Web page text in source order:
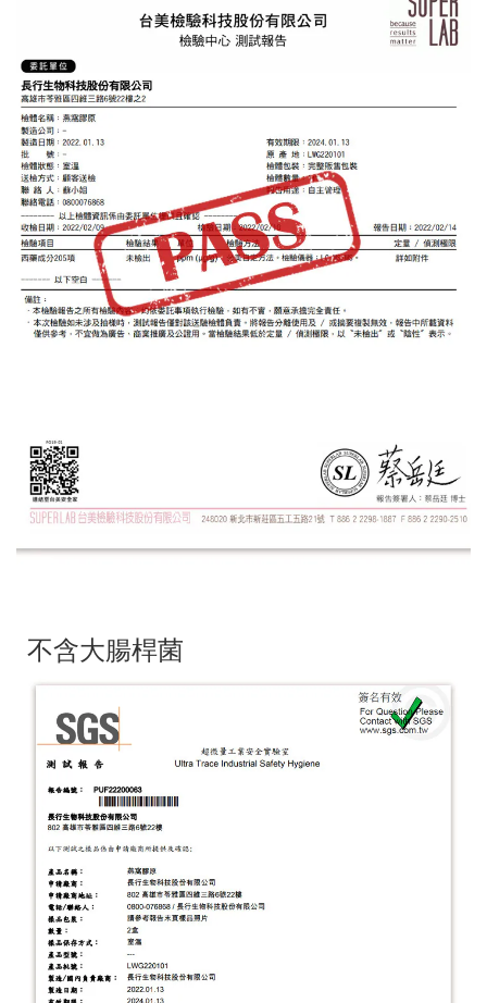
不含大腸桿菌